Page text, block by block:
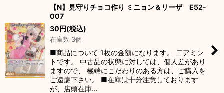
【N】見守りチョコ作り ミニョン＆リーザ E52-
007
30円(税込)
在庫数 3個
■商品について 1枚の金額になります。 二アミン
トです。 中古品の状態に対しては、個人差があり
ますので、 極端にこだわりのある方は、ご購入を
ご遠慮下さい。 ■在庫は十分注意しております
が、店頭在庫…